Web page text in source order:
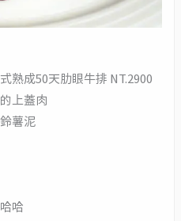
熟成50天肋眼牛排 NT.2900
上蓋肉
薯泥
哈